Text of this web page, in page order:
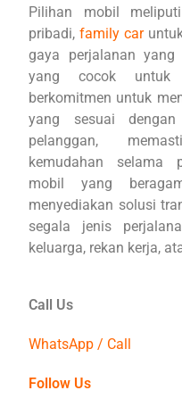
Pilihan mobil
pribadi,family car
gaya perjalanan
yang cocok untuk
berkomitmen untuk
yang sesuai
pelanggan,
kemudahan selama
mobil yang
menyediakan solusi
segala jenis
keluarga, rekan kerja,
Call Us
WhatsApp / Call
Follow Us